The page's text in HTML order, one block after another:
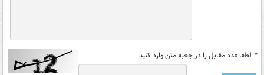
* لطفا عدد مقابل را در جعبه متن وارد کنید